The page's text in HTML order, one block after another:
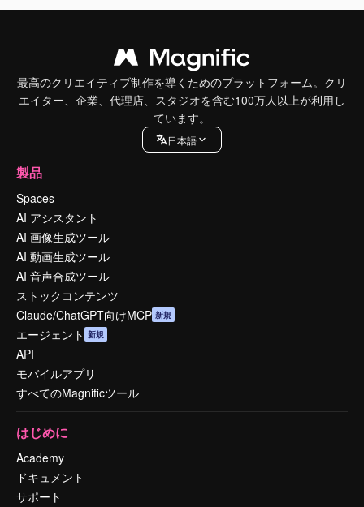
最高のクリエイティブ制作を導くためのプラットフォーム。クリ
エイター、企業、代理店、スタジオを含む100万人以上が利用し
ています。
日本語
製品
Spaces
AI アシスタント
AI 画像生成ツール
AI 動画生成ツール
AI 音声合成ツール
ストックコンテンツ
Claude/ChatGPT向けMCP 新規
エージェント 新規
API
モバイルアプリ
すべてのMagnificツール
はじめに
Academy
ドキュメント
サポート